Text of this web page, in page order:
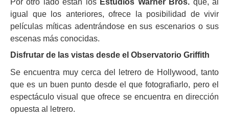
Por otro lado están los Estudios Warner Bros. que, al
igual que los anteriores, ofrece la posibilidad de vivir
películas míticas adentrándose en sus escenarios o sus
escenas más conocidas.
Disfrutar de las vistas desde el Observatorio Griffith
Se encuentra muy cerca del letrero de Hollywood, tanto
que es un buen punto desde el que fotografiarlo, pero el
espectáculo visual que ofrece se encuentra en dirección
opuesta al letrero.